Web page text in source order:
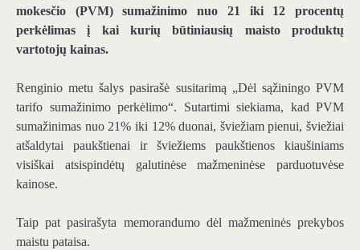
mokesčio (PVM) sumažinimo nuo 21 iki 12 procentų
perkėlimas į kai kurių būtiniausių maisto produktų
vartotojų kainas.
Renginio metu šalys pasirašė susitarimą „Dėl sąžiningo PVM
tarifo sumažinimo perkėlimo“. Sutartimi siekiama, kad PVM
sumažinimas nuo 21% iki 12% duonai, šviežiam pienui, šviežiai
atšaldytai paukštienai ir šviežiems paukštienos kiaušiniams
visiškai atsispindėtų galutinėse mažmeninėse parduotuvėse
kainose.
Taip pat pasirašyta memorandumo dėl mažmeninės prekybos
maistu pataisa.